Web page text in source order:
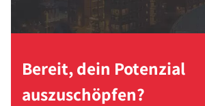
Bereit, dein Potenzial
auszuschöpfen?